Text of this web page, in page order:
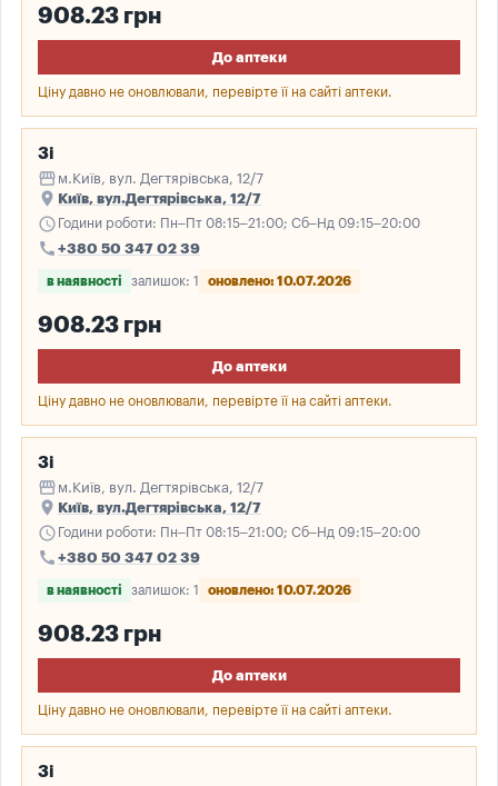
908.23 грн
До аптеки
Ціну давно не оновлювали, перевірте її на сайті аптеки.
3і
storefront м.Київ, вул. Дегтярівська, 12/7
place Київ, вул.Дегтярівська, 12/7
schedule Години роботи: Пн–Пт 08:15–21:00; Сб–Нд 09:15–20:00
call +380 50 347 02 39
в наявності залишок: 1 оновлено: 10.07.2026
908.23 грн
До аптеки
Ціну давно не оновлювали, перевірте її на сайті аптеки.
3і
storefront м.Київ, вул. Дегтярівська, 12/7
place Київ, вул.Дегтярівська, 12/7
schedule Години роботи: Пн–Пт 08:15–21:00; Сб–Нд 09:15–20:00
call +380 50 347 02 39
в наявності залишок: 1 оновлено: 10.07.2026
908.23 грн
До аптеки
Ціну давно не оновлювали, перевірте її на сайті аптеки.
3і